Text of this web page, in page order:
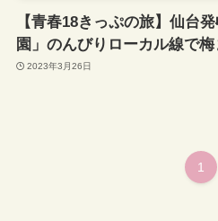
【青春18きっぷの旅】仙台
園」のんびりローカル線で
2023年3月26日
1